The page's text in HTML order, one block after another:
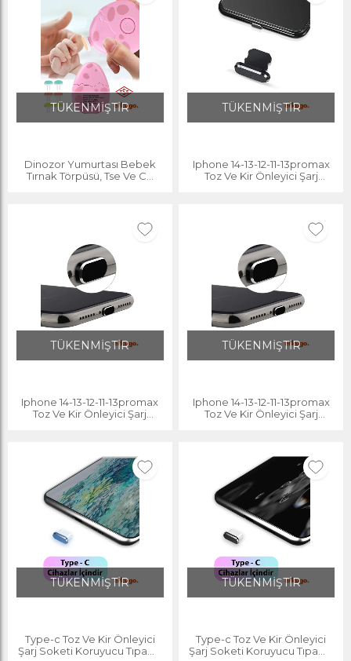
TÜKENMİŞTİR
Dinozor Yumurtası Bebek
Tırnak Törpüsü, Tse Ve Ce
TÜKENMİŞTİR
Iphone 14-13-12-11-13promax
Toz Ve Kir Önleyici Şarj
TÜKENMİŞTİR
Iphone 14-13-12-11-13promax
Toz Ve Kir Önleyici Şarj
TÜKENMİŞTİR
Iphone 14-13-12-11-13promax
Toz Ve Kir Önleyici Şarj
TÜKENMİŞTİR
Type-c Toz Ve Kir Önleyici
Şarj Soketi Koruyucu Tıpa-su
TÜKENMİŞTİR
Type-c Toz Ve Kir Önleyici
Şarj Soketi Koruyucu Tıpa-su